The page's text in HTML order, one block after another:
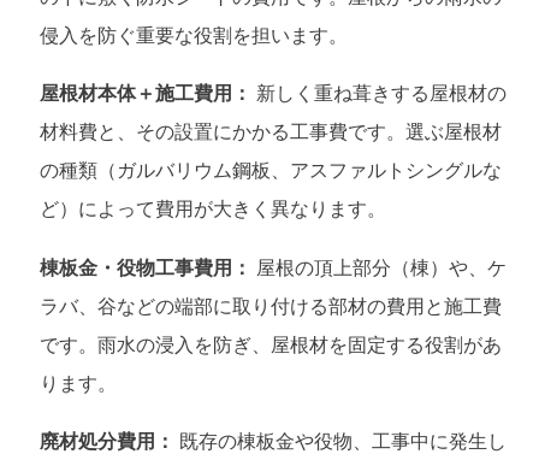
侵入を防ぐ重要な役割を担います。
屋根材本体＋施工費用：
新しく重ね葺きする屋根材の
材料費と、その設置にかかる工事費です。選ぶ屋根材
の種類（ガルバリウム鋼板、アスファルトシングルな
ど）によって費用が大きく異なります。
棟板金・役物工事費用：
屋根の頂上部分（棟）や、ケ
ラバ、谷などの端部に取り付ける部材の費用と施工費
です。雨水の浸入を防ぎ、屋根材を固定する役割があ
ります。
廃材処分費用：
既存の棟板金や役物、工事中に発生し